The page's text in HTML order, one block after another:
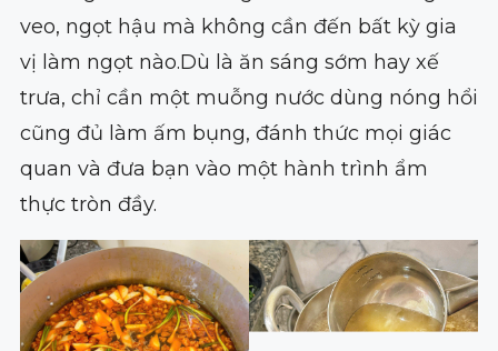
veo, ngọt hậu mà không cần đến bất kỳ gia
vị làm ngọt nào.Dù là ăn sáng sớm hay xế
trưa, chỉ cần một muỗng nước dùng nóng hổi
cũng đủ làm ấm bụng, đánh thức mọi giác
quan và đưa bạn vào một hành trình ẩm
thực tròn đầy.